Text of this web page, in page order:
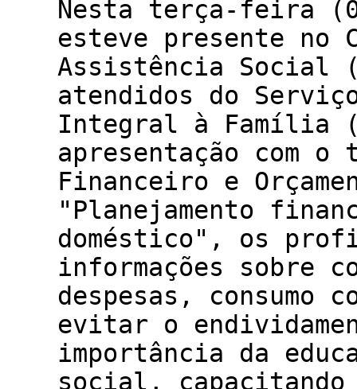
Nesta terça-feira
esteve presente no
Assistência Social
atendidos do
Integral à Família
apresentação com o
Financeiro e
"Planejamento
doméstico", os
informações sobre
despesas, consumo
evitar o
importância da
social,